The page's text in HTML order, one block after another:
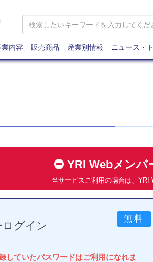
業内容 販売商品 産業別情報 ニュース・
YRI Webメンバ
当サービスご利用の場合は、YRI
グイン
していたパスワードはご利用になれま